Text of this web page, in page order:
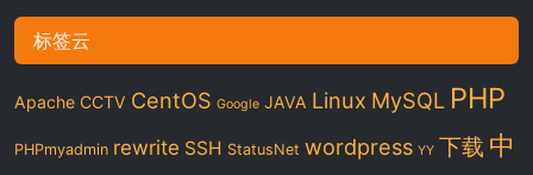
标签云
Apache CCTV CentOS Google JAVA Linux MySQL PHP
PHPmyadmin rewrite SSH StatusNet wordpress YY 下载 中